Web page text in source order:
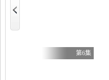
不，我是杂役女仆（自豪）！
第6集